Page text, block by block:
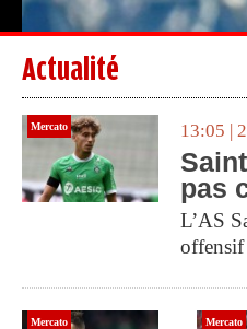
Actualité
Mercato 13:05 |
pas
L’AS
offensif
Mercato Mercato